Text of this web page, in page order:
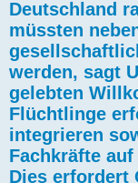
Deutschland
müssten
werden, sagt
gelebten
Flüchtlinge
integrieren
Fachkräfte
Dies erfordert